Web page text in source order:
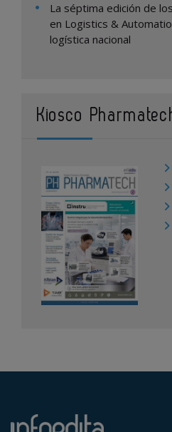
La séptima edición de
en Logistics &
logística nacional
Kiosco